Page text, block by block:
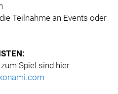
Teilnahme an Events oder
Spiel sind hier